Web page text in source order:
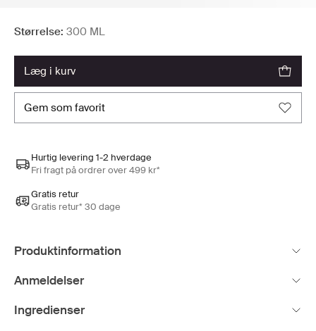
Størrelse: 300 ML
læg i kurv
gem som favorit
Hurtig levering 1-2 hverdage
Fri fragt på ordrer over 499 kr*
Gratis retur
Gratis retur* 30 dage
Produktinformation
Anmeldelser
Ingredienser